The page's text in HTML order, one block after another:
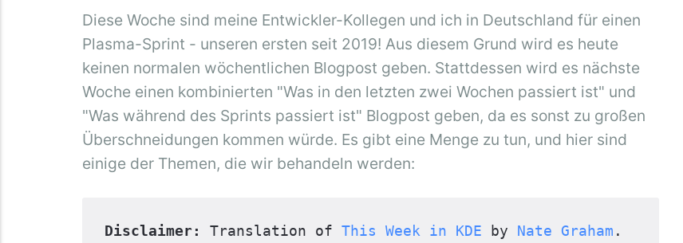
Diese Woche sind meine Entwickler-Kollegen und ich in Deutschland für einen
Plasma-Sprint - unseren ersten seit 2019! Aus diesem Grund wird es heute
keinen normalen wöchentlichen Blogpost geben. Stattdessen wird es nächste
Woche einen kombinierten "Was in den letzten zwei Wochen passiert ist" und
"Was während des Sprints passiert ist" Blogpost geben, da es sonst zu großen
Überschneidungen kommen würde. Es gibt eine Menge zu tun, und hier sind
einige der Themen, die wir behandeln werden:
Disclaimer: Translation of This Week in KDE by Nate Graham .